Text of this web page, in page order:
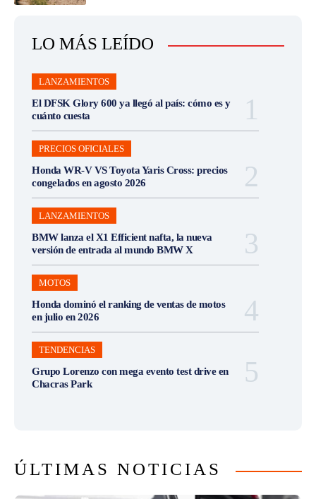
LO MÁS LEÍDO
LANZAMIENTOS
El DFSK Glory 600 ya llegó al país: cómo es y
cuánto cuesta
PRECIOS OFICIALES
Honda WR-V VS Toyota Yaris Cross: precios
congelados en agosto 2026
LANZAMIENTOS
BMW lanza el X1 Efficient nafta, la nueva
versión de entrada al mundo BMW X
MOTOS
Honda dominó el ranking de ventas de motos
en julio en 2026
TENDENCIAS
Grupo Lorenzo con mega evento test drive en
Chacras Park
ÚLTIMAS NOTICIAS